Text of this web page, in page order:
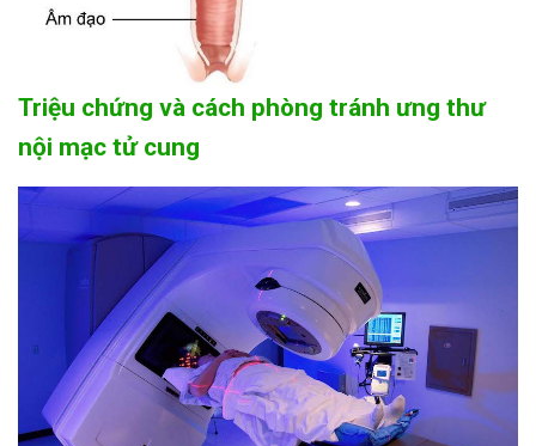
Triệu chứng và cách phòng tránh ưng thư
nội mạc tử cung